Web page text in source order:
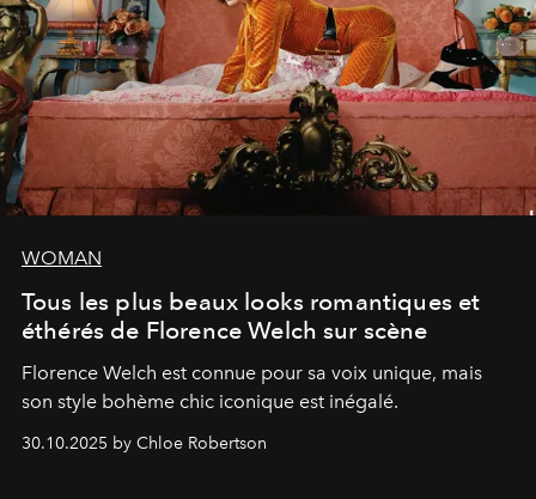
WOMAN
Tous les plus beaux looks romantiques et
éthérés de Florence Welch sur scène
Florence Welch est connue pour sa voix unique, mais
son style bohème chic iconique est inégalé.
30.10.2025 by Chloe Robertson